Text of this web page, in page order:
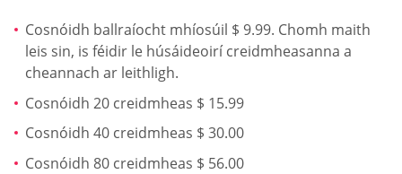
Cosnóidh ballraíocht mhíosúil $ 9.99. Chomh maith
leis sin, is féidir le húsáideoirí creidmheasanna a
cheannach ar leithligh.
Cosnóidh 20 creidmheas $ 15.99
Cosnóidh 40 creidmheas $ 30.00
Cosnóidh 80 creidmheas $ 56.00